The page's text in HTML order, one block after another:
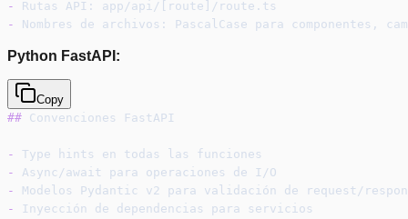
-
Rutas API: app/api/[route]/route.ts
-
Nombres de archivos: PascalCase para componentes,
Python FastAPI:
Copy
## Convenciones FastAPI
-
Type hints en todas las funciones
-
Async/await para operaciones de I/O
-
Modelos Pydantic v2 para validación de request/
-
Inyección de dependencias para servicios